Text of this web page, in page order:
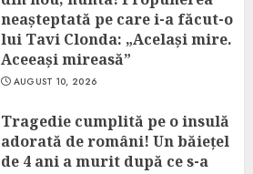
neașteptată pe care i-a făcut-o
lui Tavi Clonda: „Același mire.
Aceeași mireasă”
AUGUST 10, 2026
Tragedie cumplită pe o insulă
adorată de români! Un băiețel
de 4 ani a murit după ce s-a